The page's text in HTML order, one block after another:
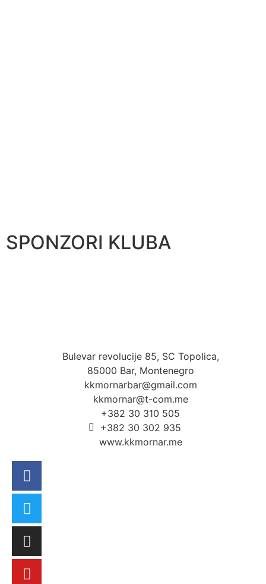
SPONZORI KLUBA
Bulevar revolucije 85, SC Topolica,
85000 Bar, Montenegro
kkmornarbar@gmail.com
kkmornar@t-com.me
+382 30 310 505
+382 30 302 935
www.kkmornar.me